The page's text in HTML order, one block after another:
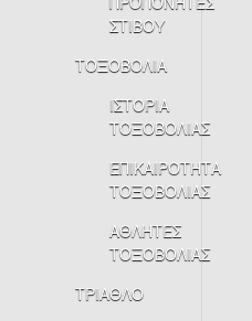
ΣΤΙΒΟΥ
ΤΟΞΟΒΟΛΙΑ
ΙΣΤΟΡΙΑ
ΤΟΞΟΒΟΛΙΑΣ
ΕΠΙΚΑΙΡΟΤΗΤΑ
ΤΟΞΟΒΟΛΙΑΣ
ΑΘΛΗΤΕΣ
ΤΟΞΟΒΟΛΙΑΣ
ΤΡΙΑΘΛΟ